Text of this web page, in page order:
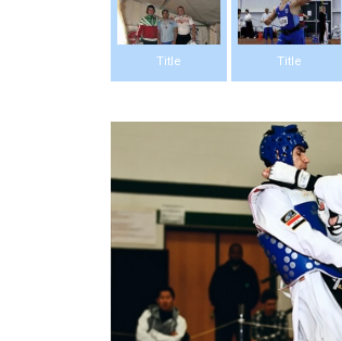
Title Title